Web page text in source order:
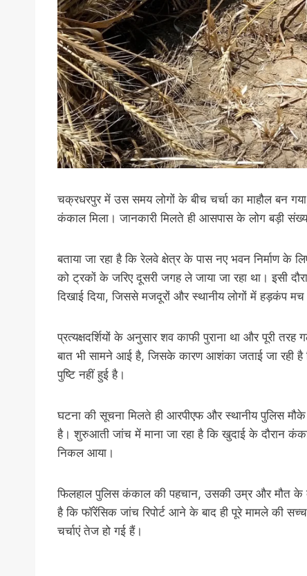
चक्रधरपुर में उस समय लोगों के बीच चर्चा का माहौल बन
कंकाल मिला। जानकारी मिलते ही आसपास के लोग बड़ी
बताया जा रहा है कि रेलवे क्षेत्र के पास नए भवन निर्माण
को ट्रकों के जरिए दूसरी जगह ले जाया जा रहा था। इसी
दिखाई दिया, जिससे मजदूरों और स्थानीय लोगों में हड़कंप मच
प्रत्यक्षदर्शियों के अनुसार शव काफी पुराना था और पूरी
बात भी सामने आई है, जिसके कारण आशंका जताई जा रही है
पुष्टि नहीं हुई है।
घटना की सूचना मिलते ही आरपीएफ और स्थानीय पुलिस
है। शुरुआती जांच में माना जा रहा है कि खुदाई के दौरान
निकल आया।
फिलहाल पुलिस कंकाल की पहचान, उसकी उम्र और मौत के
है कि फॉरेंसिक जांच रिपोर्ट आने के बाद ही पूरे मामले की
चर्चाएं तेज हो गई हैं।